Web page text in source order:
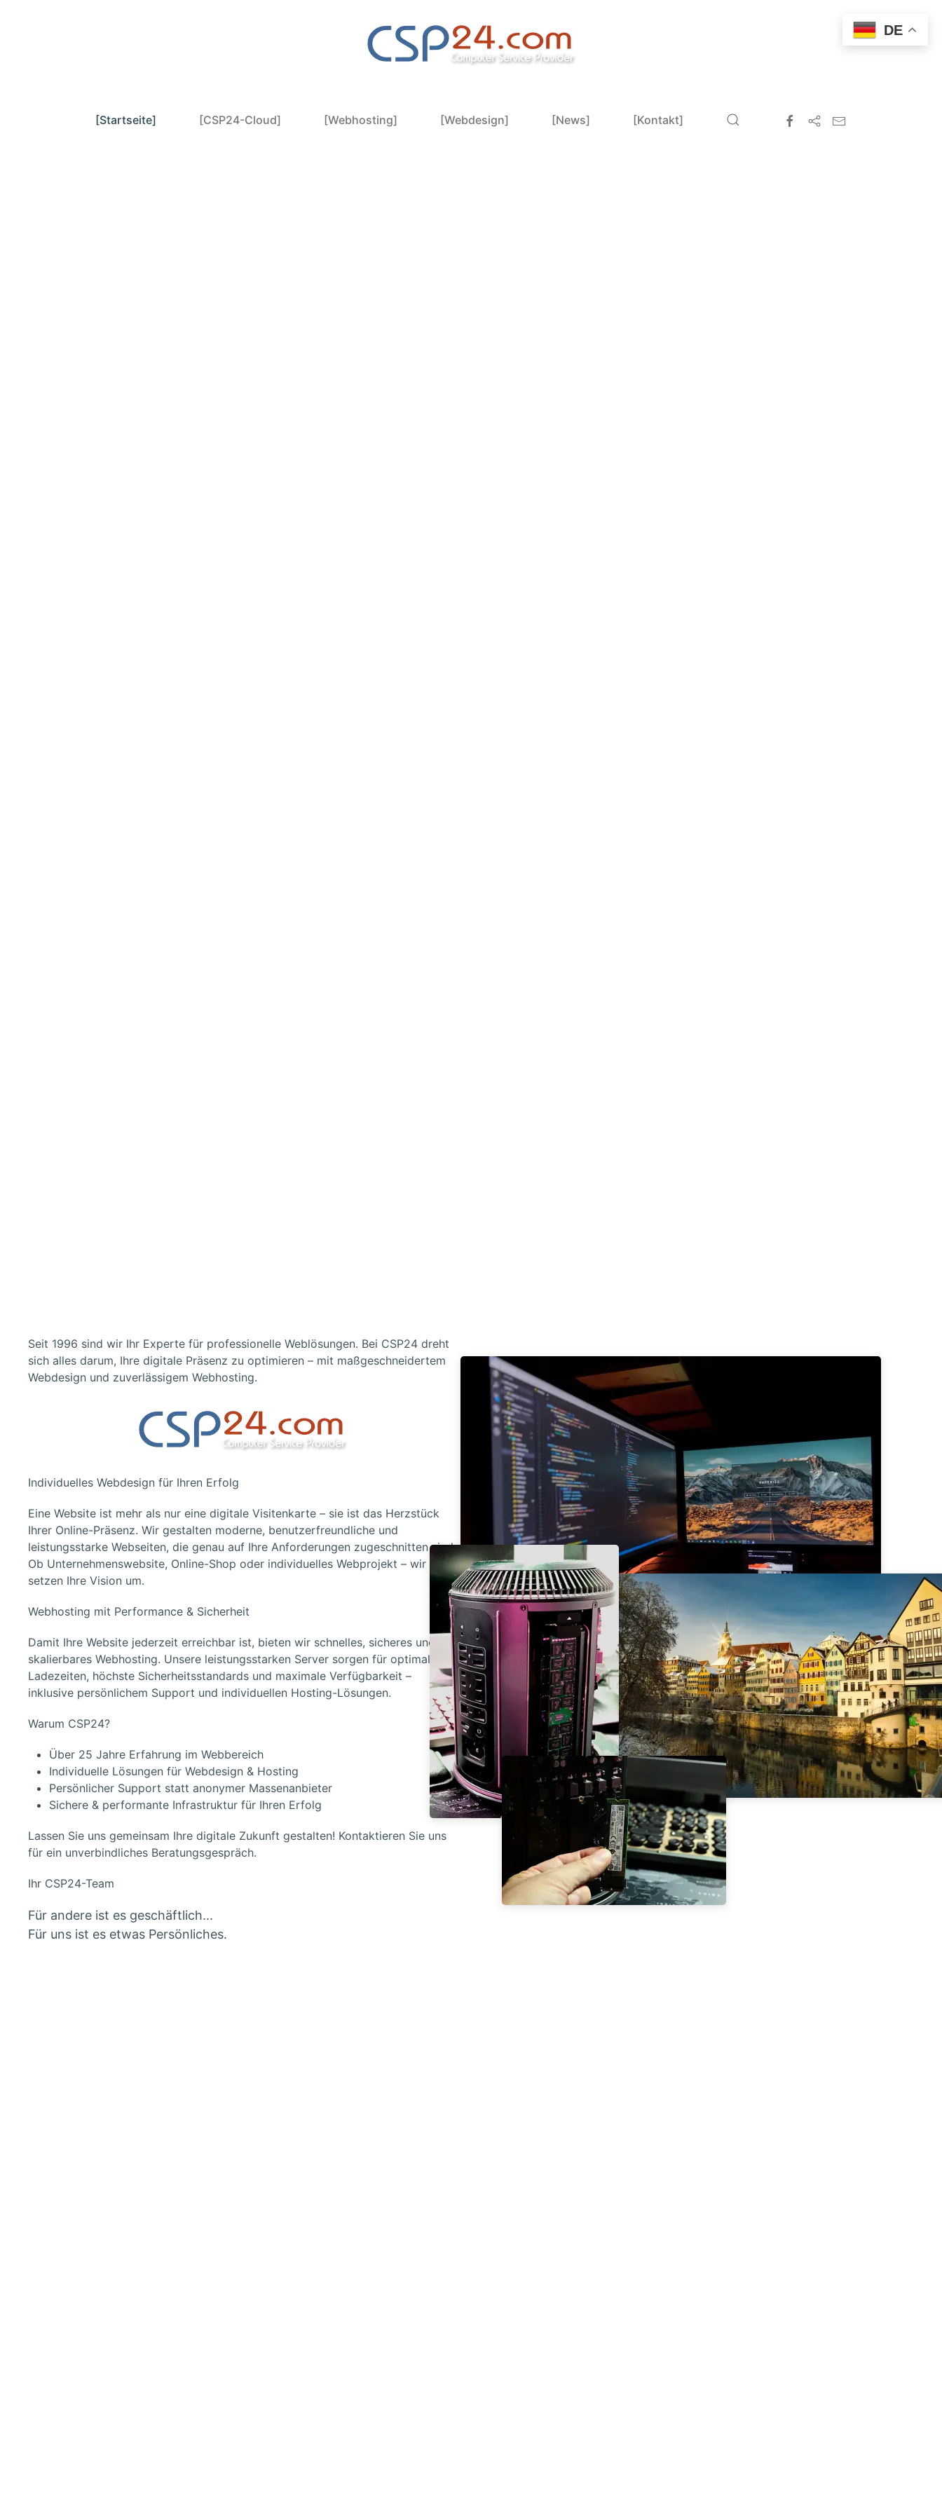
DE
[Startseite] [CSP24-Cloud] [Webhosting] [Webdesign] [News] [Kontakt]
Seit 1996 sind wir Ihr Experte für professionelle Weblösungen. Bei CSP24 dreht
sich alles darum, Ihre digitale Präsenz zu optimieren – mit maßgeschneidertem
Webdesign und zuverlässigem Webhosting.
Individuelles Webdesign für Ihren Erfolg
Eine Website ist mehr als nur eine digitale Visitenkarte – sie ist das Herzstück
Ihrer Online-Präsenz. Wir gestalten moderne, benutzerfreundliche und
leistungsstarke Webseiten, die genau auf Ihre Anforderungen zugeschnitten sind.
Ob Unternehmenswebsite, Online-Shop oder individuelles Webprojekt – wir
setzen Ihre Vision um.
Webhosting mit Performance & Sicherheit
Damit Ihre Website jederzeit erreichbar ist, bieten wir schnelles, sicheres und
skalierbares Webhosting. Unsere leistungsstarken Server sorgen für optimale
Ladezeiten, höchste Sicherheitsstandards und maximale Verfügbarkeit –
inklusive persönlichem Support und individuellen Hosting-Lösungen.
Warum CSP24?
Über 25 Jahre Erfahrung im Webbereich
Individuelle Lösungen für Webdesign & Hosting
Persönlicher Support statt anonymer Massenanbieter
Sichere & performante Infrastruktur für Ihren Erfolg
Lassen Sie uns gemeinsam Ihre digitale Zukunft gestalten! Kontaktieren Sie uns
für ein unverbindliches Beratungsgespräch.
Ihr CSP24-Team
Für andere ist es geschäftlich...
Für uns ist es etwas Persönliches.